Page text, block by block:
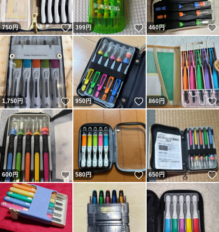
750円 いいね！
399円 いいね！
460円
1,750円 いいね！
950円 いいね！
860円
600円 いいね！
580円 いいね！
650円